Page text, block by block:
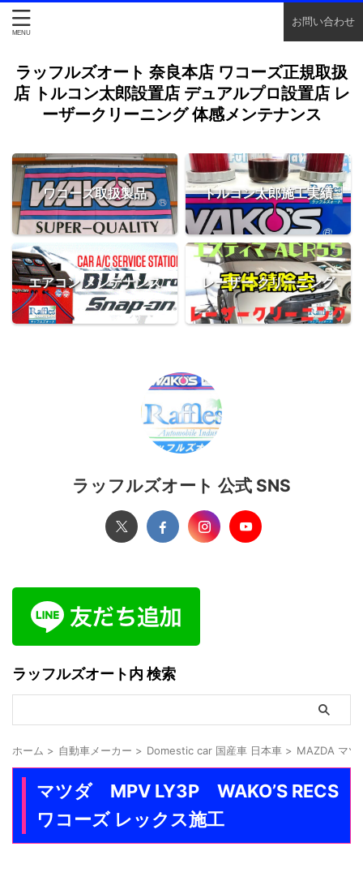
お問い合わせ
ラッフルズオート 奈良本店 ワコーズ正規取扱
店 トルコン太郎設置店 デュアルプロ設置店 レ
ーザークリーニング 体感メンテナンス
ワコーズ取扱製品 トルコン太郎施工実績
エアコン メンテナンス レーザー クリーニング
ラッフルズオート 公式 SNS
ラッフルズオート内 検索
ホーム > 自動車メーカー > Domestic car 国産車 日本車 > MAZDA マツ
マツダ MPV LY3P WAKO’S RECS
ワコーズ レックス施工